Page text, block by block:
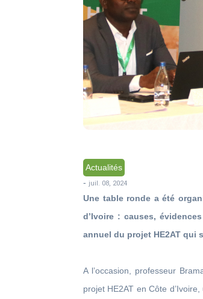
Actualités
- juil. 08, 2024
Une table ronde a été
d’Ivoire : causes,
annuel du projet HE2AT qui
A l’occasion, professeur
projet HE2AT en Côte